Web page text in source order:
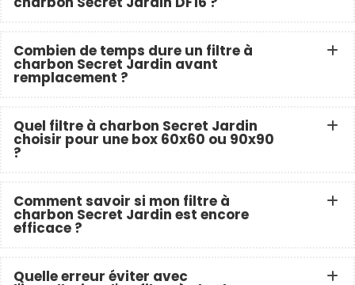
Combien de temps dure un filtre à
charbon Secret Jardin avant
remplacement ?
Quel filtre à charbon Secret Jardin
choisir pour une box 60x60 ou 90x90
?
Comment savoir si mon filtre à
charbon Secret Jardin est encore
efficace ?
Quelle erreur éviter avec